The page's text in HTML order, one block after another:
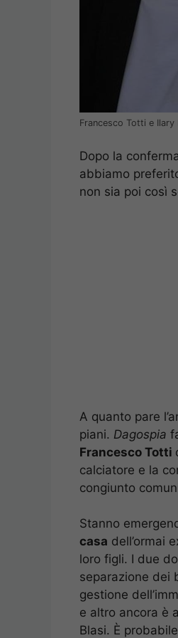
Francesco Totti e Ilary
Dopo la
abbiamo
non sia poi così
A quanto pare
piani. Dagospia
Francesco Totti
calciatore e la
congiunto
Stanno
casa dell’ormai
loro figli. I due
separazione dei
gestione
e altro ancora è
Blasi. È